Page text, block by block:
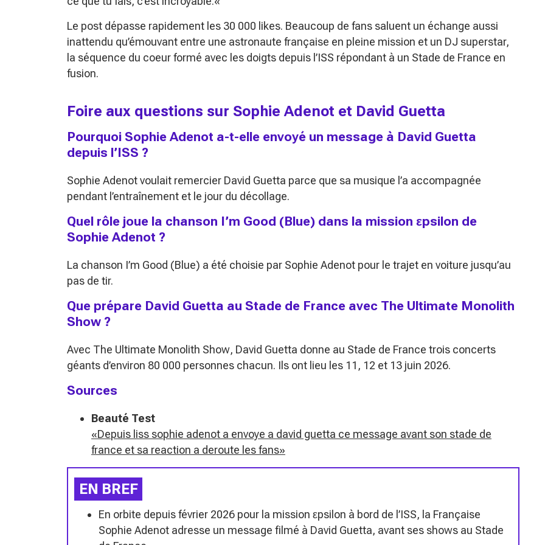
Le post dépasse rapidement les 30 000 likes. Beaucoup de fans saluent un échange aussi
inattendu qu’émouvant entre une astronaute française en pleine mission et un DJ superstar,
la séquence du coeur formé avec les doigts depuis l’ISS répondant à un Stade de France en
fusion.
Foire aux questions sur Sophie Adenot et David Guetta
Pourquoi Sophie Adenot a-t-elle envoyé un message à David Guetta
depuis l’ISS ?
Sophie Adenot voulait remercier David Guetta parce que sa musique l’a accompagnée
pendant l’entraînement et le jour du décollage.
Quel rôle joue la chanson I’m Good (Blue) dans la mission εpsilon de
Sophie Adenot ?
La chanson I’m Good (Blue) a été choisie par Sophie Adenot pour le trajet en voiture jusqu’au
pas de tir.
Que prépare David Guetta au Stade de France avec The Ultimate Monolith
Show ?
Avec The Ultimate Monolith Show, David Guetta donne au Stade de France trois concerts
géants d’environ 80 000 personnes chacun. Ils ont lieu les 11, 12 et 13 juin 2026.
Sources
Beauté Test
«Depuis liss sophie adenot a envoye a david guetta ce message avant son stade de
france et sa reaction a deroute les fans»
EN BREF
En orbite depuis février 2026 pour la mission εpsilon à bord de l’ISS, la Française
Sophie Adenot adresse un message filmé à David Guetta, avant ses shows au Stade